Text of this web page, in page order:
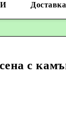
Доставка
с